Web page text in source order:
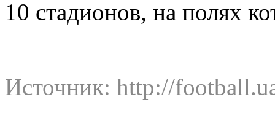
10 стадионов, на полях
Источник: http://